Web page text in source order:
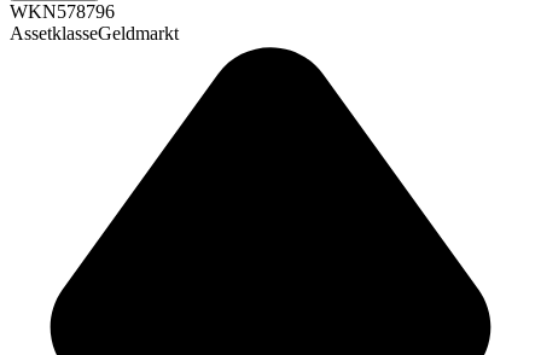
WKN578796
AssetklasseGeldmarkt